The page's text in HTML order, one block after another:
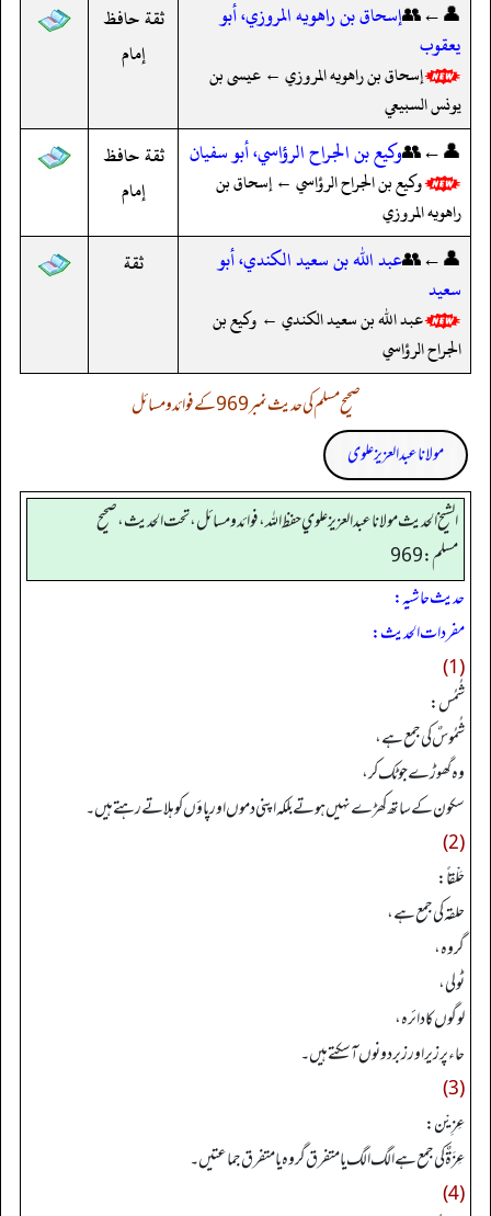
👤←👥إسحاق بن راهويه المروزي، أبو
يعقوب
إسحاق بن راهويه المروزي ← عيسى بن
يونس السبيعي
ثقة حافظ
إمام
👤←👥وكيع بن الجراح الرؤاسي، أبو سفيان
وكيع بن الجراح الرؤاسي ← إسحاق بن
راهويه المروزي
ثقة حافظ
إمام
👤←👥عبد الله بن سعيد الكندي، أبو
سعيد
عبد الله بن سعيد الكندي ← وكيع بن
الجراح الرؤاسي
ثقة
صحیح مسلم کی حدیث نمبر 969 کے فوائد و مسائل
مولانا عبد العزیز علوی
الشيخ الحديث مولانا عبدالعزيز علوي حفظ الله، فوائد و مسائل، تحت الحديث ، صحيح
مسلم: 969
حدیث حاشیہ:
مفردات الحدیث:
(1)
شُمُس:
شُمُوسٌ کی جمع ہے،
وہ گھوڑے جو ٹک کر،
سکون کے ساتھ کھڑے نہیں ہوتے بلکہ اپنی دموں اور پاؤں کو ہلاتے رہتے ہیں۔
(2)
حَلْقاً:
حلقه کی جمع ہے،
گروہ،
ٹولی،
لوگوں کا دائرہ،
حاء پر زیر اور زبر دونوں آ سکتے ہیں۔
(3)
عِزِيْن:
عِزَةٌ کی جمع ہے الگ الگ یا متفرق گروہ یا متفرق جماعتیں۔
(4)